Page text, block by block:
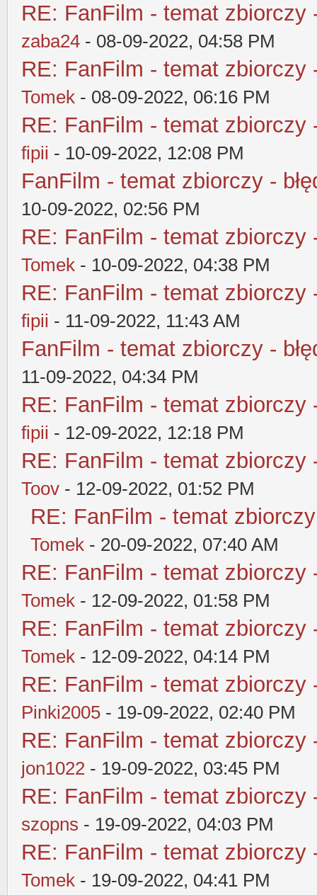
RE: FanFilm - temat zbiorczy
zaba24 - 08-09-2022, 04:58 PM
RE: FanFilm - temat zbiorczy
Tomek - 08-09-2022, 06:16 PM
RE: FanFilm - temat zbiorczy
fipii - 10-09-2022, 12:08 PM
FanFilm - temat zbiorczy -
10-09-2022, 02:56 PM
RE: FanFilm - temat zbiorczy
Tomek - 10-09-2022, 04:38 PM
RE: FanFilm - temat zbiorczy
fipii - 11-09-2022, 11:43 AM
FanFilm - temat zbiorczy -
11-09-2022, 04:34 PM
RE: FanFilm - temat zbiorczy
fipii - 12-09-2022, 12:18 PM
RE: FanFilm - temat zbiorczy
Toov - 12-09-2022, 01:52 PM
RE: FanFilm - temat
Tomek - 20-09-2022, 07:40 AM
RE: FanFilm - temat zbiorczy
Tomek - 12-09-2022, 01:58 PM
RE: FanFilm - temat zbiorczy
Tomek - 12-09-2022, 04:14 PM
RE: FanFilm - temat zbiorczy
Pinki2005 - 19-09-2022, 02:40 PM
RE: FanFilm - temat zbiorczy
jon1022 - 19-09-2022, 03:45 PM
RE: FanFilm - temat zbiorczy
szopns - 19-09-2022, 04:03 PM
RE: FanFilm - temat zbiorczy
Tomek - 19-09-2022, 04:41 PM